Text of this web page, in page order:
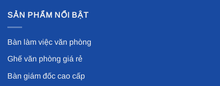
SẢN PHẨM NỔI BẬT
Bàn làm việc văn phòng
Ghế văn phòng giá rẻ
Bàn giám đốc cao cấp